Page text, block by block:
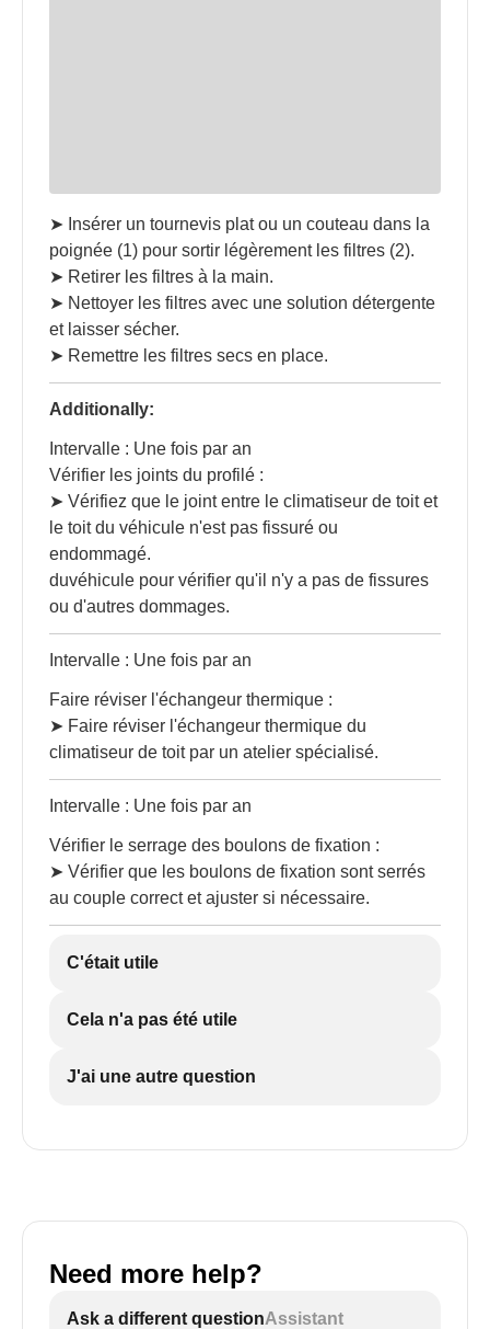
➤ Insérer un tournevis plat ou un couteau dans la
poignée (1) pour sortir légèrement les filtres (2).
➤ Retirer les filtres à la main.
➤ Nettoyer les filtres avec une solution détergente
et laisser sécher.
➤ Remettre les filtres secs en place.
Additionally:
Intervalle : Une fois par an
Vérifier les joints du profilé :
➤ Vérifiez que le joint entre le climatiseur de toit et
le toit du véhicule n'est pas fissuré ou
endommagé.
duvéhicule pour vérifier qu'il n'y a pas de fissures
ou d'autres dommages.
Intervalle : Une fois par an
Faire réviser l'échangeur thermique :
➤ Faire réviser l'échangeur thermique du
climatiseur de toit par un atelier spécialisé.
Intervalle : Une fois par an
Vérifier le serrage des boulons de fixation :
➤ Vérifier que les boulons de fixation sont serrés
au couple correct et ajuster si nécessaire.
C'était utile
Cela n'a pas été utile
J'ai une autre question
Need more help?
Ask a different questionAssistant